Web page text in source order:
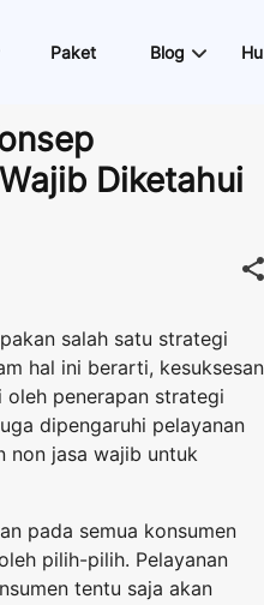
Paket Blog
Diketahui
salah satu strategi
hal ini berarti, kesuksesan
penerapan strategi
dipengaruhi pelayanan
non jasa wajib untuk
pada semua konsumen
pilih-pilih. Pelayanan
tentu saja akan